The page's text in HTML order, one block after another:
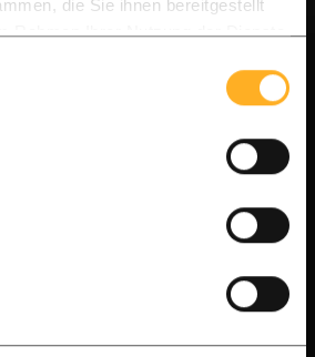
die Sie ihnen bereitgestellt
Rahmen Ihrer Nutzung der Dienste
Ipé-Holzbretter direkt zu
Sie die seidig-weiche Struktur
natürlichen Farbnuancen
über WhatsApp: Haben Sie